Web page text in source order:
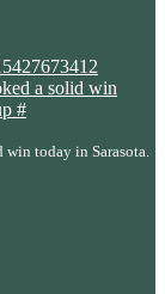
today in Sarasota.